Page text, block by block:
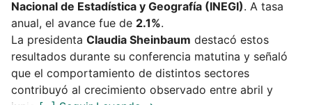
Nacional de Estadística y Geografía (INEGI). A tasa
anual, el avance fue de 2.1%.
La presidenta Claudia Sheinbaum destacó estos
resultados durante su conferencia matutina y señaló
que el comportamiento de distintos sectores
contribuyó al crecimiento observado entre abril y